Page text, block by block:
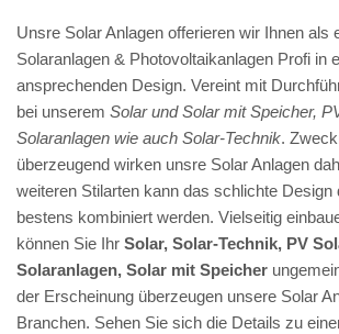
Unsre Solar Anlagen offerieren wir Ihnen als
Solaranlagen & Photovoltaikanlagen Profi in
ansprechenden Design. Vereint mit
bei unserem Solar und Solar mit Speicher,
Solaranlagen wie auch Solar-Technik.
überzeugend wirken unsre Solar Anlagen
weiteren Stilarten kann das schlichte Design
bestens kombiniert werden. Vielseitig
können Sie Ihr Solar, Solar-Technik, PV
Solaranlagen, Solar mit Speicher
der Erscheinung überzeugen unsere Solar
Branchen. Sehen Sie sich die Details zu